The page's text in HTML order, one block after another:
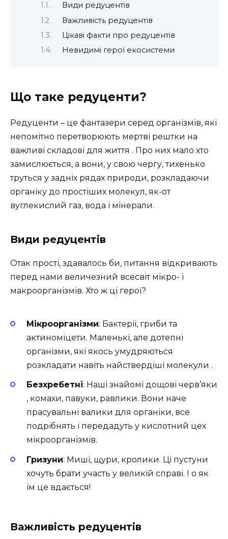
Види редуцентів
Важливість редуцентів
Цікаві факти про редуцентів
Невидимі герої екосистеми
Що таке редуценти?
Редуценти – це фантазери серед організмів, які
непомітно перетворюють мертві рештки на
важливі складові для життя . Про них мало хто
замислюється, а вони, у свою чергу, тихенько
труться у задніх рядах природи, розкладаючи
органіку до простіших молекул, як-от
вуглекислий газ, вода і мінерали.
Види редуцентів
Отак прості, здавалось би, питання відкривають
перед нами величезний всесвіт мікро- і
макроорганізмів. Хто ж ці герої?
Мікроорганізми: Бактерії, гриби та
актиноміцети. Маленькі, але дотепні
організми, які якось умудряються
розкладати навіть найствердіші молекули .
Безхребетні: Наші знайомі дощові черв’яки
, комахи, павуки, равлики. Вони наче
прасувальні валики для органіки, все
подрібнять і передадуть у кислотний цех
мікроорганізмів.
Гризуни: Миші, щури, кролики. Ці пустуни
хочуть брати участь у великій справі. І о як
їм це вдається!
Важливість редуцентів